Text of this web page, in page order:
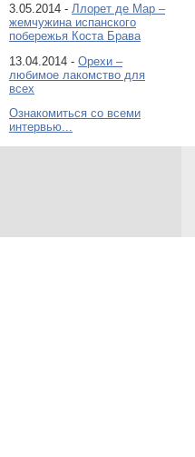
3.05.2014 - Ллорет де Мар –
жемчужина испанского
побережья Коста Брава
13.04.2014 - Орехи –
любимое лакомство для
всех
Ознакомиться со всеми
интервью...